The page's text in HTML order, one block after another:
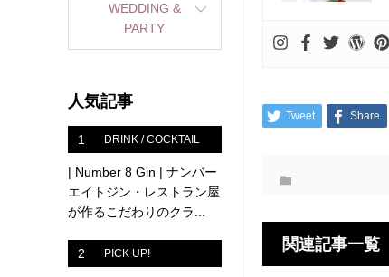
Tweet Share
関連記事一覧
WEDDING &
PARTY
人気記事
1 DRINK / COCKTAIL
| Number 8 Gin | ナンバー
エイトジン・レストラン屋
が作るこだわりのクラ...
2 PICK UP!